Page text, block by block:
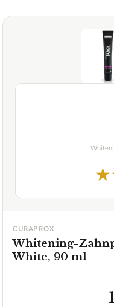
★
CURAPROX
Whitening-
White, 90 ml